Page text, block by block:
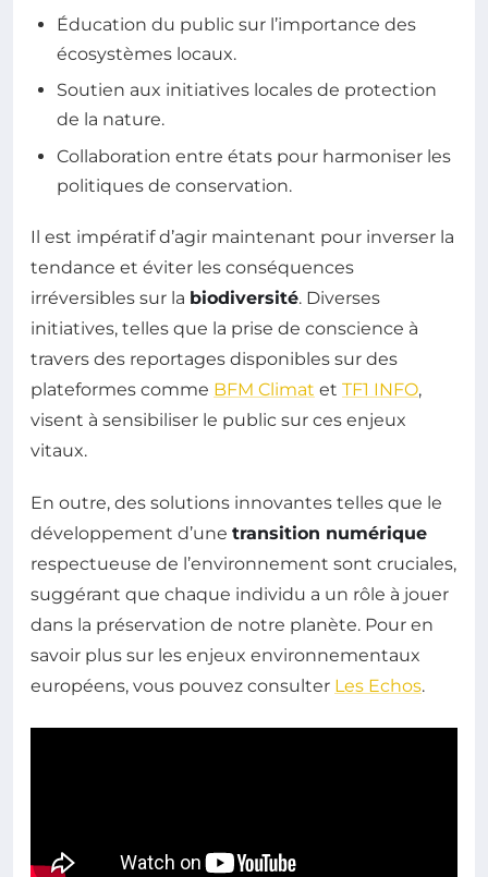
Éducation du public sur l’importance des
écosystèmes locaux.
Soutien aux initiatives locales de protection
de la nature.
Collaboration entre états pour harmoniser les
politiques de conservation.
Il est impératif d’agir maintenant pour inverser la
tendance et éviter les conséquences
irréversibles sur la biodiversité. Diverses
initiatives, telles que la prise de conscience à
travers des reportages disponibles sur des
plateformes comme BFM Climat et TF1 INFO,
visent à sensibiliser le public sur ces enjeux
vitaux.
En outre, des solutions innovantes telles que le
développement d’une transition numérique
respectueuse de l’environnement sont cruciales,
suggérant que chaque individu a un rôle à jouer
dans la préservation de notre planète. Pour en
savoir plus sur les enjeux environnementaux
européens, vous pouvez consulter Les Echos.